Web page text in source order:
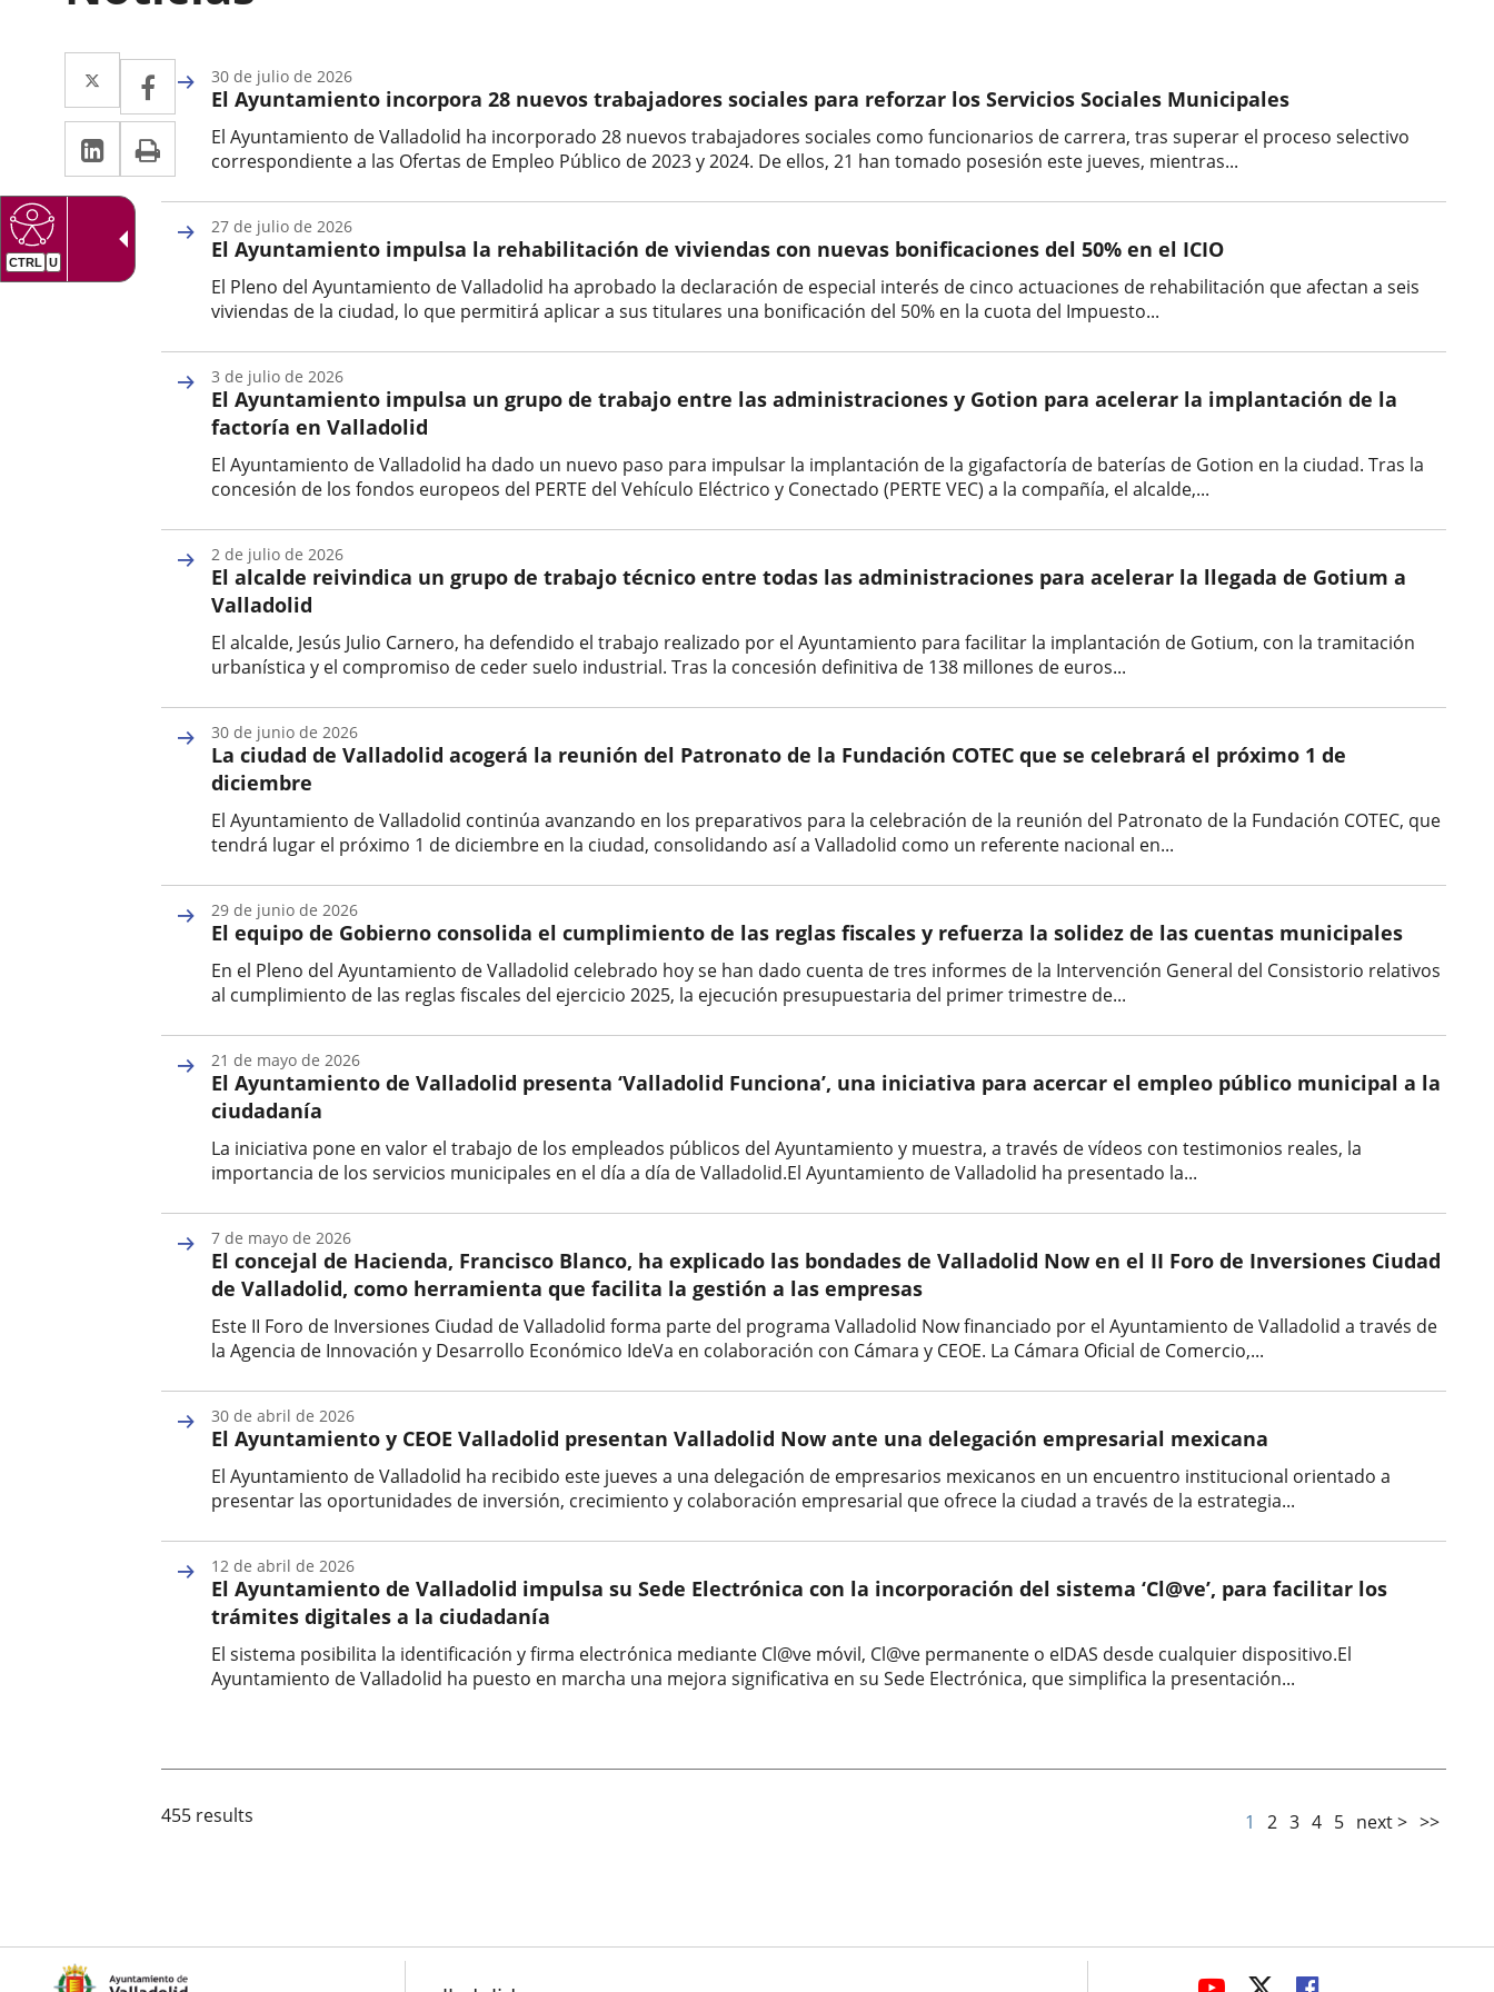
Twitter
Enlace
a
una
aplicación
externa.
Facebook
Enlace
a
una
externa.
Linkedin
Enlace
a
una
aplicación
externa.
Print
El Ayuntamiento incorpora 28 nuevos trabajadores sociales para reforzar los Servicios Sociales Municipales
El Ayuntamiento de Valladolid ha incorporado 28 nuevos trabajadores sociales como funcionarios de carrera, tras superar el proceso selectivo
correspondiente a las Ofertas de Empleo Público de 2023 y 2024. De ellos, 21 han tomado posesión este jueves, mientras...
la
noticia
30 de julio de 2026
El Ayuntamiento impulsa la rehabilitación de viviendas con nuevas bonificaciones del 50% en el ICIO
El Pleno del Ayuntamiento de Valladolid ha aprobado la declaración de especial interés de cinco actuaciones de rehabilitación que afectan a seis
viviendas de la ciudad, lo que permitirá aplicar a sus titulares una bonificación del 50% en la cuota del Impuesto...
la
noticia
27 de julio de 2026
El Ayuntamiento impulsa un grupo de trabajo entre las administraciones y Gotion para acelerar la implantación de la
factoría en Valladolid
El Ayuntamiento de Valladolid ha dado un nuevo paso para impulsar la implantación de la gigafactoría de baterías de Gotion en la ciudad. Tras la
concesión de los fondos europeos del PERTE del Vehículo Eléctrico y Conectado (PERTE VEC) a la compañía, el alcalde,...
la
noticia
3 de julio de 2026
El alcalde reivindica un grupo de trabajo técnico entre todas las administraciones para acelerar la llegada de Gotium a
Valladolid
El alcalde, Jesús Julio Carnero, ha defendido el trabajo realizado por el Ayuntamiento para facilitar la implantación de Gotium, con la tramitación
urbanística y el compromiso de ceder suelo industrial. Tras la concesión definitiva de 138 millones de euros...
la
noticia
2 de julio de 2026
La ciudad de Valladolid acogerá la reunión del Patronato de la Fundación COTEC que se celebrará el próximo 1 de
diciembre
El Ayuntamiento de Valladolid continúa avanzando en los preparativos para la celebración de la reunión del Patronato de la Fundación COTEC, que
tendrá lugar el próximo 1 de diciembre en la ciudad, consolidando así a Valladolid como un referente nacional en...
la
noticia
30 de junio de 2026
El equipo de Gobierno consolida el cumplimiento de las reglas fiscales y refuerza la solidez de las cuentas municipales
En el Pleno del Ayuntamiento de Valladolid celebrado hoy se han dado cuenta de tres informes de la Intervención General del Consistorio relativos
al cumplimiento de las reglas fiscales del ejercicio 2025, la ejecución presupuestaria del primer trimestre de...
la
noticia
29 de junio de 2026
El Ayuntamiento de Valladolid presenta ‘Valladolid Funciona’, una iniciativa para acercar el empleo público municipal a la
ciudadanía
La iniciativa pone en valor el trabajo de los empleados públicos del Ayuntamiento y muestra, a través de vídeos con testimonios reales, la
importancia de los servicios municipales en el día a día de Valladolid.El Ayuntamiento de Valladolid ha presentado la...
la
noticia
21 de mayo de 2026
El concejal de Hacienda, Francisco Blanco, ha explicado las bondades de Valladolid Now en el II Foro de Inversiones Ciudad
de Valladolid, como herramienta que facilita la gestión a las empresas
Este II Foro de Inversiones Ciudad de Valladolid forma parte del programa Valladolid Now financiado por el Ayuntamiento de Valladolid a través de
la Agencia de Innovación y Desarrollo Económico IdeVa en colaboración con Cámara y CEOE. La Cámara Oficial de Comercio,...
la
noticia
7 de mayo de 2026
El Ayuntamiento y CEOE Valladolid presentan Valladolid Now ante una delegación empresarial mexicana
El Ayuntamiento de Valladolid ha recibido este jueves a una delegación de empresarios mexicanos en un encuentro institucional orientado a
presentar las oportunidades de inversión, crecimiento y colaboración empresarial que ofrece la ciudad a través de la estrategia...
la
noticia
30 de abril de 2026
El Ayuntamiento de Valladolid impulsa su Sede Electrónica con la incorporación del sistema ‘Cl@ve’, para facilitar los
trámites digitales a la ciudadanía
El sistema posibilita la identificación y firma electrónica mediante Cl@ve móvil, Cl@ve permanente o eIDAS desde cualquier dispositivo.El
Ayuntamiento de Valladolid ha puesto en marcha una mejora significativa en su Sede Electrónica, que simplifica la presentación...
noticia
12 de abril de 2026
455 results 1 2 3 4 5 next > >>
LINK LINKLINK